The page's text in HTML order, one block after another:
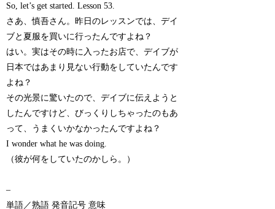
So, let’s get started. Lesson 53.
さあ、慎吾さん。昨日のレッスンでは、デイ
ブと夏服を買いに行ったんですよね？
はい。実はその時に入ったお店で、デイブが
日本ではあまり見ない行動をしていたんです
よね？
その光景に驚いたので、デイブに伝えようと
したんですけど、びっくりしちゃったのもあ
って、うまくいかなかったんですよね？
I wonder what he was doing.
（彼が何をしていたのかしら。）
–
単語／熟語 発音記号 意味